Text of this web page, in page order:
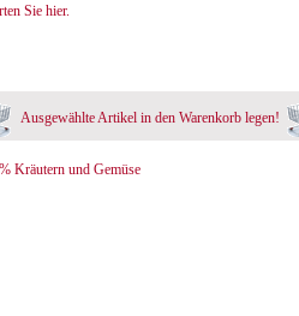
Sie hier.
Ausgewählte Artikel in den Warenkorb legen!
Kräutern und Gemüse